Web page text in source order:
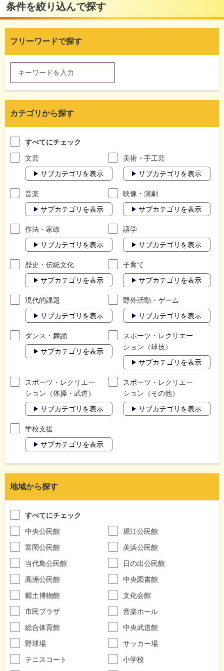
条件を絞り込んで探す
フリーワードで探す
カテゴリから探す
すべてにチェック
文芸
サブカテゴリを表示
美術・手工芸
サブカテゴリを表示
音楽
サブカテゴリを表示
映像・演劇
サブカテゴリを表示
作法・家政
サブカテゴリを表示
語学
サブカテゴリを表示
歴史・伝統文化
サブカテゴリを表示
子育て
サブカテゴリを表示
現代的課題
サブカテゴリを表示
野外活動・ゲーム
サブカテゴリを表示
ダンス・舞踊
サブカテゴリを表示
スポーツ・レクリエー
ション（球技）
サブカテゴリを表示
スポーツ・レクリエー
ション（体操・武道）
サブカテゴリを表示
スポーツ・レクリエー
ション（その他）
サブカテゴリを表示
学校支援
サブカテゴリを表示
地域から探す
すべてにチェック
中央公民館
堀江公民館
富岡公民館
美浜公民館
当代島公民館
日の出公民館
高洲公民館
中央図書館
郷土博物館
文化会館
市民プラザ
音楽ホール
総合体育館
中央武道館
野球場
サッカー場
テニスコート
小学校